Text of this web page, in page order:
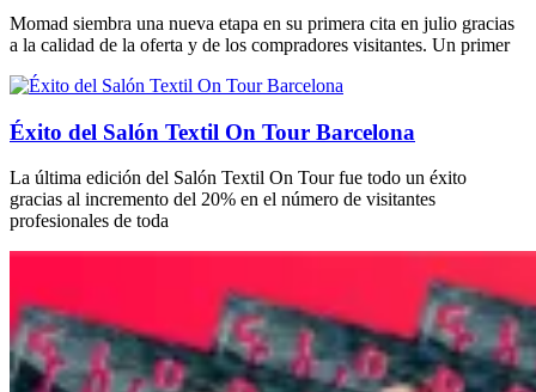
Momad siembra una nueva etapa en su primera cita en julio gracias
a la calidad de la oferta y de los compradores visitantes. Un primer
Éxito del Salón Textil On Tour Barcelona
La última edición del Salón Textil On Tour fue todo un éxito
gracias al incremento del 20% en el número de visitantes
profesionales de toda